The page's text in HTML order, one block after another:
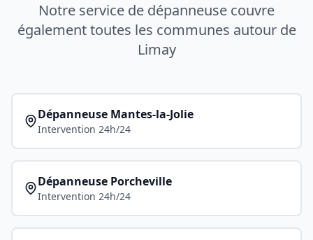
Notre service de dépanneuse couvre
également toutes les communes autour de
Limay
Dépanneuse Mantes-la-Jolie
Intervention 24h/24
Dépanneuse Porcheville
Intervention 24h/24